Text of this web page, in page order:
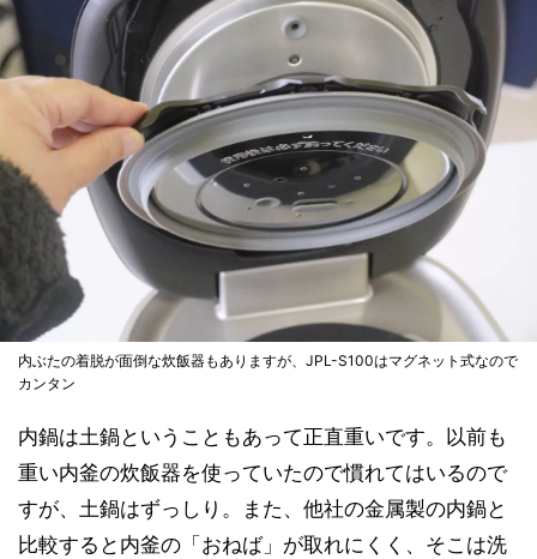
内ぶたの着脱が面倒な炊飯器もありますが、JPL-S100はマグネット式なので
カンタン
内鍋は土鍋ということもあって正直重いです。以前も
重い内釜の炊飯器を使っていたので慣れてはいるので
すが、土鍋はずっしり。また、他社の金属製の内鍋と
比較すると内釜の「おねば」が取れにくく、そこは洗